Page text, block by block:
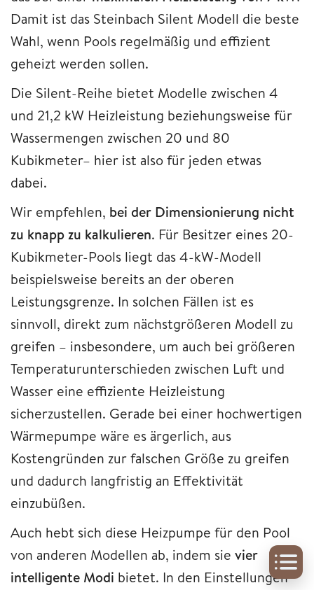
Damit ist das Steinbach Silent Modell die beste
Wahl, wenn Pools regelmäßig und effizient
geheizt werden sollen.
Die Silent-Reihe bietet Modelle zwischen 4
und 21,2 kW Heizleistung beziehungsweise für
Wassermengen zwischen 20 und 80
Kubikmeter– hier ist also für jeden etwas
dabei.
Wir empfehlen, bei der Dimensionierung nicht
zu knapp zu kalkulieren. Für Besitzer eines 20-
Kubikmeter-Pools liegt das 4-kW-Modell
beispielsweise bereits an der oberen
Leistungsgrenze. In solchen Fällen ist es
sinnvoll, direkt zum nächstgrößeren Modell zu
greifen – insbesondere, um auch bei größeren
Temperaturunterschieden zwischen Luft und
Wasser eine effiziente Heizleistung
sicherzustellen. Gerade bei einer hochwertigen
Wärmepumpe wäre es ärgerlich, aus
Kostengründen zur falschen Größe zu greifen
und dadurch langfristig an Effektivität
einzubüßen.
Auch hebt sich diese Heizpumpe für den Pool
von anderen Modellen ab, indem sie vier
intelligente Modi bietet. In den Einstellungen